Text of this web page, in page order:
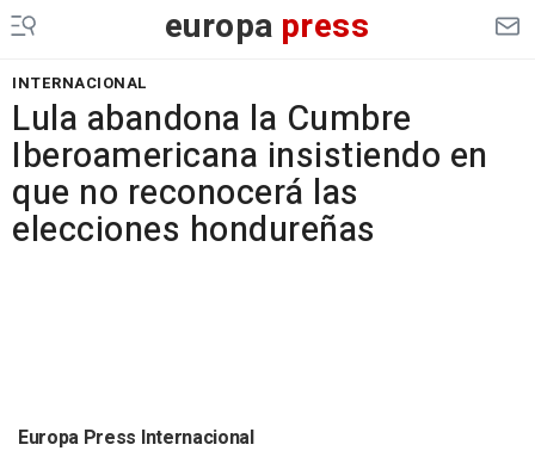
europa press
INTERNACIONAL
Lula abandona la Cumbre
Iberoamericana insistiendo en
que no reconocerá las
elecciones hondureñas
Europa Press Internacional